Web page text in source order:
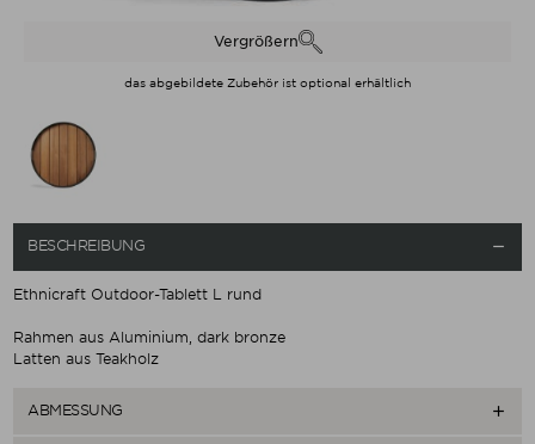
Vergrößern
das abgebildete Zubehör ist optional erhältlich
BESCHREIBUNG 
Ethnicraft Outdoor-Tablett L rund
Rahmen aus Aluminium, dark bronze
Latten aus Teakholz
ABMESSUNG 